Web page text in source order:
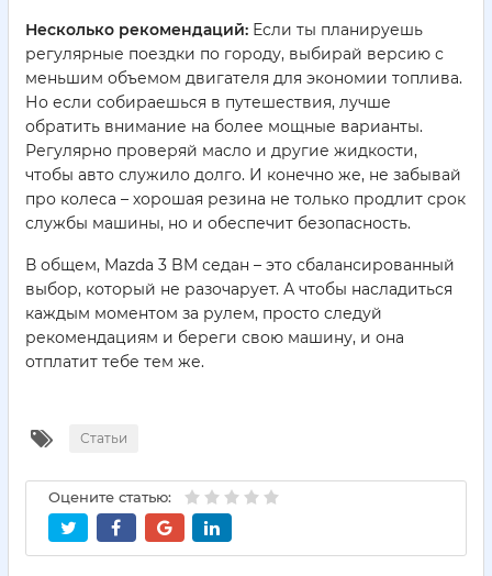
Несколько рекомендаций: Если ты планируешь
регулярные поездки по городу, выбирай версию с
меньшим объемом двигателя для экономии топлива.
Но если собираешься в путешествия, лучше
обратить внимание на более мощные варианты.
Регулярно проверяй масло и другие жидкости,
чтобы авто служило долго. И конечно же, не забывай
про колеса – хорошая резина не только продлит срок
службы машины, но и обеспечит безопасность.
В общем, Mazda 3 BM седан – это сбалансированный
выбор, который не разочарует. А чтобы насладиться
каждым моментом за рулем, просто следуй
рекомендациям и береги свою машину, и она
отплатит тебе тем же.
Статьи
Оцените статью: